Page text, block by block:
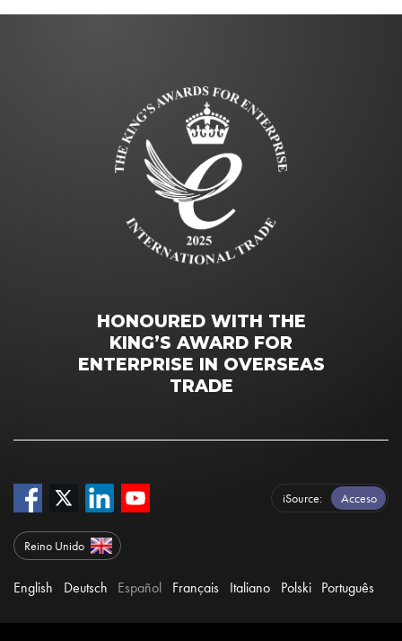
HONOURED WITH THE
KING’S AWARD FOR
ENTERPRISE IN OVERSEAS
TRADE
iSource Acceso
Reino Unido
English Deutsch Español Français Italiano Polski Português